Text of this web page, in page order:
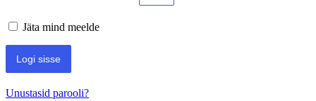
Jäta mind meelde
Alternative:
Unustasid parooli?